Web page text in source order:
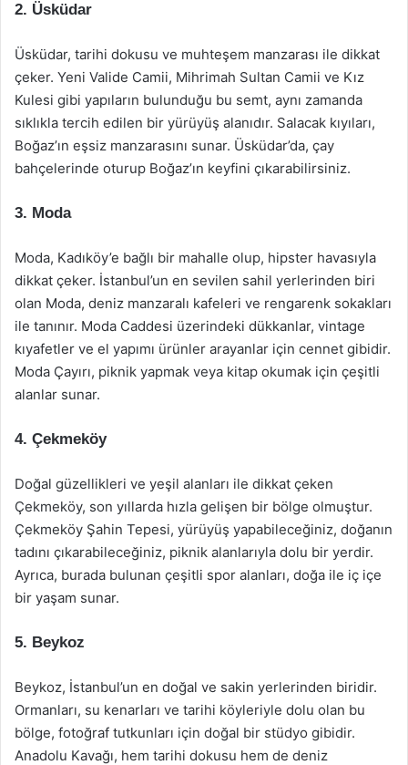
2. Üsküdar
Üsküdar, tarihi dokusu ve muhteşem manzarası ile dikkat
çeker. Yeni Valide Camii, Mihrimah Sultan Camii ve Kız
Kulesi gibi yapıların bulunduğu bu semt, aynı zamanda
sıklıkla tercih edilen bir yürüyüş alanıdır. Salacak kıyıları,
Boğaz’ın eşsiz manzarasını sunar. Üsküdar’da, çay
bahçelerinde oturup Boğaz’ın keyfini çıkarabilirsiniz.
3. Moda
Moda, Kadıköy’e bağlı bir mahalle olup, hipster havasıyla
dikkat çeker. İstanbul’un en sevilen sahil yerlerinden biri
olan Moda, deniz manzaralı kafeleri ve rengarenk sokakları
ile tanınır. Moda Caddesi üzerindeki dükkanlar, vintage
kıyafetler ve el yapımı ürünler arayanlar için cennet gibidir.
Moda Çayırı, piknik yapmak veya kitap okumak için çeşitli
alanlar sunar.
4. Çekmeköy
Doğal güzellikleri ve yeşil alanları ile dikkat çeken
Çekmeköy, son yıllarda hızla gelişen bir bölge olmuştur.
Çekmeköy Şahin Tepesi, yürüyüş yapabileceğiniz, doğanın
tadını çıkarabileceğiniz, piknik alanlarıyla dolu bir yerdir.
Ayrıca, burada bulunan çeşitli spor alanları, doğa ile iç içe
bir yaşam sunar.
5. Beykoz
Beykoz, İstanbul’un en doğal ve sakin yerlerinden biridir.
Ormanları, su kenarları ve tarihi köyleriyle dolu olan bu
bölge, fotoğraf tutkunları için doğal bir stüdyo gibidir.
Anadolu Kavağı, hem tarihi dokusu hem de deniz